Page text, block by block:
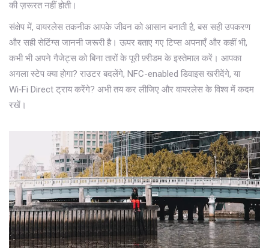
की ज़रूरत नहीं होती।
संक्षेप में, वायरलेस तकनीक आपके जीवन को आसान बनाती है, बस सही उपकरण
और सही सेटिंग्स जाननी जरूरी है। ऊपर बताए गए टिप्स अपनाएँ और कहीं भी,
कभी भी अपने गैजेट्स को बिना तारों के पूरी फ़्रीडम के इस्तेमाल करें। आपका
अगला स्टेप क्या होगा? राउटर बदलेंगे, NFC-enabled डिवाइस खरीदेंगे, या
Wi‑Fi Direct ट्राय करेंगे? अभी तय कर लीजिए और वायरलेस के विश्व में कदम
रखें।